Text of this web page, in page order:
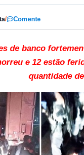
/ Comente
de banco
e 12 estão
quantidade